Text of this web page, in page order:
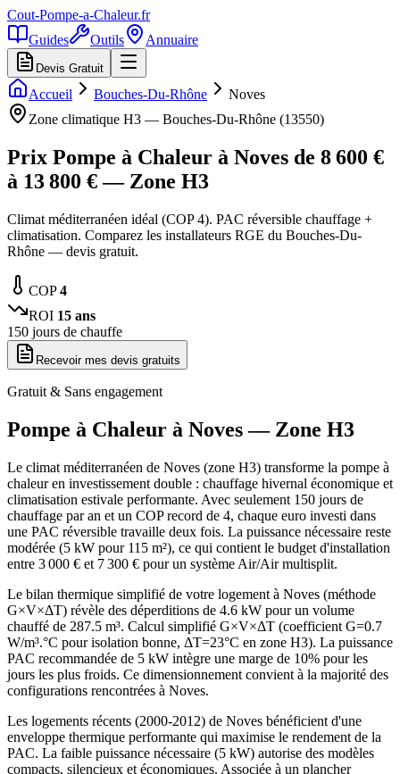
Cout-Pompe-a-Chaleur.fr
Guides
Outils Annuaire
Devis Gratuit
Accueil Bouches-Du-Rhône
Noves
Zone climatique H3 — Bouches-Du-Rhône (13550)
Prix Pompe à Chaleur à Noves de 8 600 €
à 13 800 € — Zone H3
Climat méditerranéen idéal (COP 4). PAC réversible chauffage +
climatisation. Comparez les installateurs RGE du Bouches-Du-
Rhône — devis gratuit.
COP4
ROI 15 ans
150 jours de chauffe
Recevoir mes devis gratuits
Gratuit & Sans engagement
Pompe à Chaleur à Noves— Zone H3
Le climat méditerranéen de Noves (zone H3) transforme la pompe à
chaleur en investissement double : chauffage hivernal économique et
climatisation estivale performante. Avec seulement 150 jours de
chauffage par an et un COP record de 4, chaque euro investi dans
une PAC réversible travaille deux fois. La puissance nécessaire reste
modérée (5 kW pour 115 m²), ce qui contient le budget d'installation
entre 3 000 € et 7 300 € pour un système Air/Air multisplit.
Le bilan thermique simplifié de votre logement à Noves (méthode
G×V×ΔT) révèle des déperditions de 4.6 kW pour un volume
chauffé de 287.5 m³. Calcul simplifié G×V×ΔT (coefficient G=0.7
W/m³.°C pour isolation bonne, ΔT=23°C en zone H3). La puissance
PAC recommandée de 5 kW intègre une marge de 10% pour les
jours les plus froids. Ce dimensionnement convient à la majorité des
configurations rencontrées à Noves.
Les logements récents (2000-2012) de Noves bénéficient d'une
enveloppe thermique performante qui maximise le rendement de la
PAC. La faible puissance nécessaire (5 kW) autorise des modèles
compacts, silencieux et économiques. Associée à un plancher